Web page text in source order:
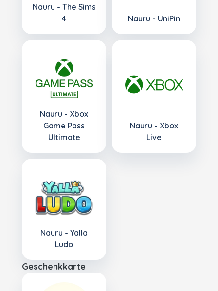
Nauru - The Sims
4
Nauru - UniPin
Nauru - Xbox
Game Pass
Ultimate
Nauru - Xbox
Live
Nauru - Yalla
Ludo
Geschenkkarte